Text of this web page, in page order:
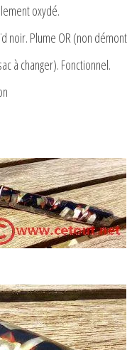
oxydé.
Plume OR (non
à changer). Fonctionnel.